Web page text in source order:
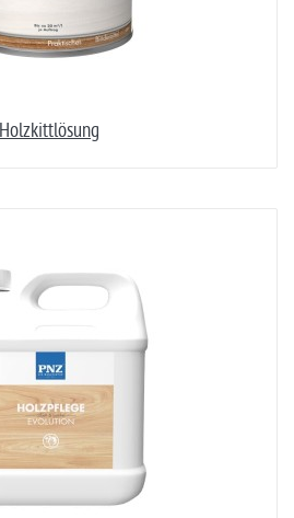
Holzkittlösung